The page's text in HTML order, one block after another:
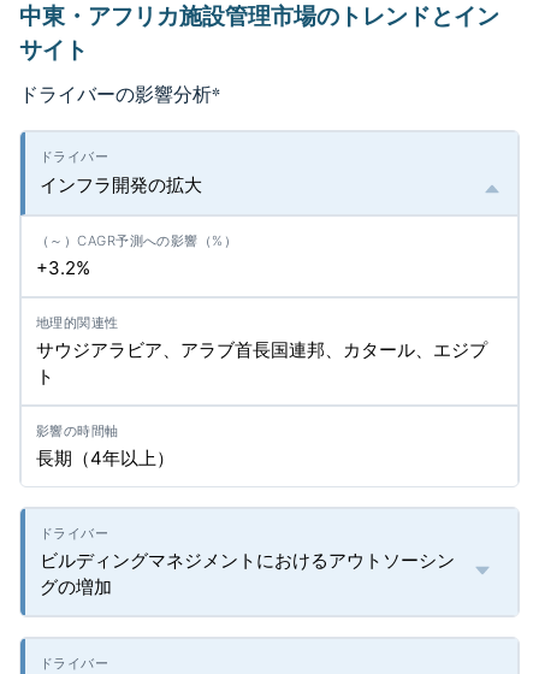
中東・アフリカ施設管理市場のトレンドとイン
サイト
ドライバーの影響分析*
インフラ開発の拡大
+3.2%
サウジアラビア、アラブ首長国連邦、カタール、エジプ
ト
長期（4年以上）
ビルディングマネジメントにおけるアウトソーシン
グの増加